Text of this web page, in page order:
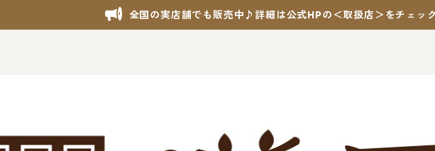
全国の実店舗でも販売中♪詳細は公式HPの＜取扱店＞をチェッ